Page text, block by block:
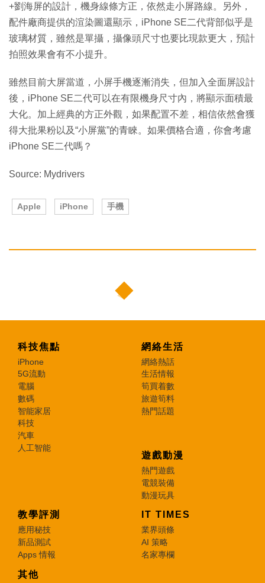
+劉海屏的設計，機身線條方正，依然走小屏路線。另外，
配件廠商提供的渲染圖還顯示，iPhone SE二代背部似乎是
玻璃材質，雖然是單攝，攝像頭尺寸也要比現款更大，預計
拍照效果會有不小提升。
雖然目前大屏當道，小屏手機逐漸消失，但加入全面屏設計
後，iPhone SE二代可以在有限機身尺寸內，將顯示面積最
大化。加上經典的方正外觀，如果配置不差，相信依然會獲
得大批果粉以及“小屏黨”的青睞。如果價格合適，你會考慮
iPhone SE二代嗎？
Source: Mydrivers
Apple iPhone 手機
科技焦點
iPhone
5G流動
電腦
數碼
智能家居
科技
汽車
人工智能
網絡生活
網絡熱話
生活情報
筍買着數
旅遊筍料
熱門話題
遊戲動漫
熱門遊戲
電競裝備
動漫玩具
教學評測
應用秘技
新品測試
Apps 情報
IT TIMES
業界頭條
AI 策略
名家專欄
其他